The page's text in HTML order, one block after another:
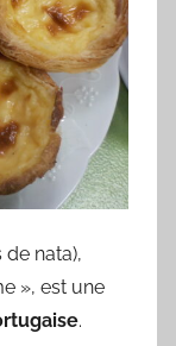
nata),
», est une
.